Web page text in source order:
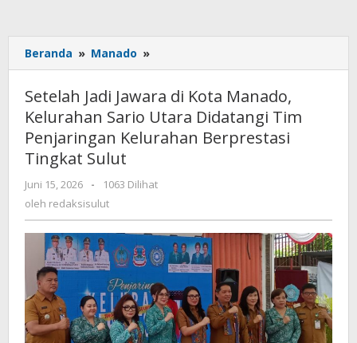
Beranda » Manado »
Jadi
Jawara
di
Kota
Manado,
Utara
Tim
Penjaringan
Kelurahan
Berprestasi
Tingkat
Sulut
Setelah Jadi Jawara di Kota Manado,
Kelurahan Sario Utara Didatangi Tim
Penjaringan Kelurahan Berprestasi
Tingkat Sulut
Juni 15, 2026
oleh
redaksisulut
-
1063 Dilihat
oleh redaksisulut